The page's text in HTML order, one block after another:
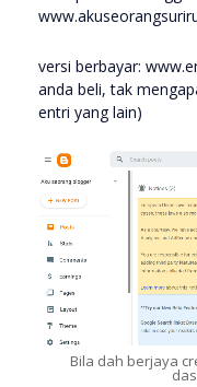
versi berbayar:
anda beli, tak
entri yang lain)
Bila dah berjaya